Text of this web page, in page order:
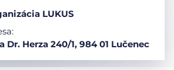
LUKUS
Dr. Herza 240/1, 984 01 Lučenec